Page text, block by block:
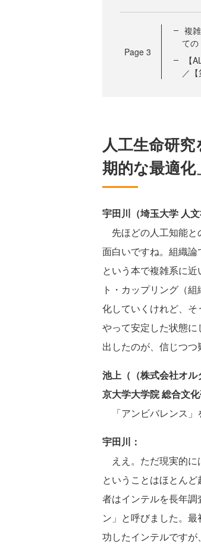
Page 3
複
ての
【
／
人工生命研
期的な最適化
宇田川（埼玉大学 人
先ほどの人工知能と
面白いですね。組織
という本で複雑系に
ト・カップリング（
化していくけれど、
やって安定した状態
出したのが、信じつつ
池上（（株式会社オ
京大学大学院 総合文
「アンビバレンス」
宇田川：
ええ。ただ現実的に
ということはほとん
者はインテルを長年
ン」と呼びました。
功したインテルです